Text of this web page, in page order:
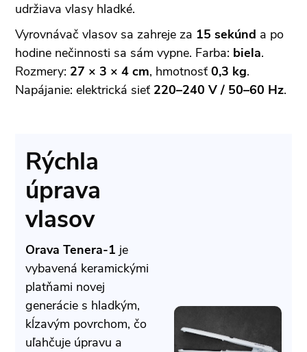
udržiava vlasy hladké.
Vyrovnávač vlasov sa zahreje za 15 sekúnd a po
hodine nečinnosti sa sám vypne. Farba: biela.
Rozmery: 27 × 3 × 4 cm, hmotnosť 0,3 kg.
Napájanie: elektrická sieť 220–240 V / 50–60 Hz.
Rýchla
úprava
vlasov
Orava Tenera-1 je
vybavená keramickými
platňami novej
generácie s hladkým,
kĺzavým povrchom, čo
uľahčuje úpravu a